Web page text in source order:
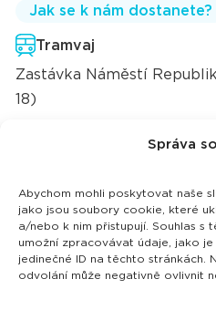
Správa
Abychom mohli poskytovat naše
jako jsou soubory cookie, které
a/nebo k nim přistupují. Souhlas s
umožní zpracovávat údaje, jako
jedinečné ID na těchto stránkách.
odvolání může negativně ovlivnit
Jak se k nám dostanete?
Tramvaj
Zastávka Náměstí Republiky
18)
většina i meziměstských
Trolejbus
Zastávka Náměstí
Autem